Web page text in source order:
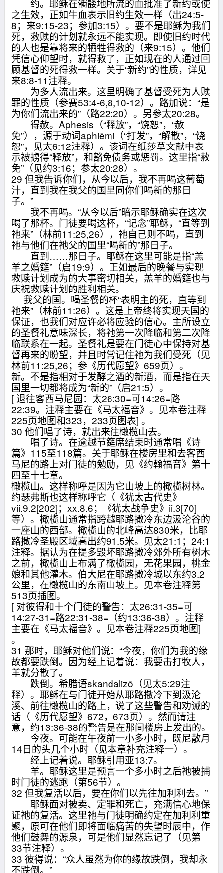
约。耶稣在髑髅地所流的血批准了新约或使
之生效，正如牛血表示旧约生效一样（出24:5-
8；来9:15-23；参加3:15）。要不是耶稣为我们
死，救赎的计划就永远不能实现。即使旧约时代
的人也是靠将来的牺牲得救的（来9:15）。他们
凭信心仰望时，就得救了，正如现在的人通过回
顾基督的死得救一样。关于“新约”的性质，详见
来8:8-11注释。
为多人流出来。这里明确了基督受死为人赎
罪的性质（参赛53:4-6,8,10-12）。路加说：“是
为你们流出来的”（路22:20）。另参太20:28。
得赦。Aphesis（“释放”，“饶恕”，“赦
免”），源于动词aphiēmi（“打发”，“解散”，“饶
恕”，见太6:12注释）。该词在纸莎草文献中表
示被掳得“释放”，和豁免债务或惩罚。这里指“赦
免”（见约3:16；参太20:28）。
29 但我告诉你们，从今以后，我不再喝这葡萄
汁，直到我在我父的国里同你们喝新的那日
子。”
我不再喝。“从今以后”暗示耶稣确实在这次
喝了那杯。门徒要喝这杯，“记念”耶稣，“直等到
祂来”（林前11:25,26），祂自己则不喝，直到
祂与他们在祂父的国里“喝新的”那日子。
直到……那日子。耶稣在这里可能是指“羔
羊之婚筵”（启19:9）。正如最后的晚餐与实现
救赎计划成为的大事密切相关，羔羊的婚筵也与
庆祝救赎计划的胜利相关。
我父的国。喝圣餐的杯“表明主的死，直等到
祂来”（林前11:26）。这是上帝终将实现天国的
保证，也我们对应许必将应验的信心。主所设立
的圣餐礼意味深长，将祂第一次降临和第二次降
临联系在一起。圣餐礼是要在门徒心中保持对基
督再来的盼望，并且时常记住祂为我们受死（见
林前11:25,26；参《历代愿望》659页）。
新。不是指相对于发酵之酒的新酒，而是指在天
国里一切都将成为“新的”（启21:5）。
[ 退往客西马尼园：太26:30=可14:26=路
22:39。注释主要在《马太福音》。见本卷注释
225页地图和323，233页图表] 。
30 他们唱了诗，就出来往橄榄山去。
唱了诗。在逾越节筵席结束时通常唱《诗
篇》115至118篇。关于耶稣在楼房里和去客西
马尼的路上对门徒的勉励，见《约翰福音》第十
四至十七章。
橄榄山。这样称呼是因为它山坡上的橄榄树林。
约瑟弗斯也这样称呼它（《犹太古代史》
vii.9.2[202]；xx.8.6；《犹太战争史》ii.3[70]
等）。橄榄山通常指跨越耶路撒冷东边汲沦谷的
一座山的西部。橄榄山的北峰高达830米，比耶
路撒冷圣殿区域高出约91.5米。见太21:1；24:1
注释。据认为在提多毁坏耶路撒冷郊外所有树木
之前，橄榄山上布满了橄榄园，无花果园，桃金
娘和其他灌木。伯大尼在耶路撒冷城以东约3.2
公里，在橄榄山的东南山坡上。见本卷注释第
513页插图。
[ 对彼得和十个门徒的警告：太26:31-35=可
14:27-31=路22:31-38=（约13:36-38）。注释
主要在《马太福音》。见本卷注释225页地图]
。
31 那时，耶稣对他们说：“今夜，你们为我的缘
故都要跌倒。因为经上记着说：我要击打牧人，
羊就分散了。
跌倒。希腊语skandalizō（见太5:29注
释）。耶稣在与门徒开始从耶路撒冷下到汲沦
溪、前往橄榄山的路上，说了这些警告和劝诫的
话（《历代愿望》672，673页）。然而请注
意，约13:36-38的警告是在那间楼房上发出的。
今夜。可能在午夜前一小多小时，既尼散月
14日的头几个小时（见本章补充注释一）。
经上记着说。耶稣引用亚13:7。
羊。耶稣这里是预言一个多小时之后祂被捕
时门徒的逃跑（第56节）。
32 但我复活以后，要在你们以先往加利利去。”
耶稣面对被卖、定罪和死亡，充满信心地保
证祂的复活。这里祂与门徒明确约定在加利利重
聚，原可在他们即将面临痛苦的失望时辰中，作
他们鼓舞的源泉，可是他们显然忘记了（见第
33节注释）。
33 彼得说：“众人虽然为你的缘故跌倒，我却永
不跌倒。”